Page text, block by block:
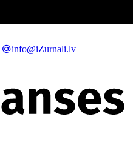
info@iZurnali.lv